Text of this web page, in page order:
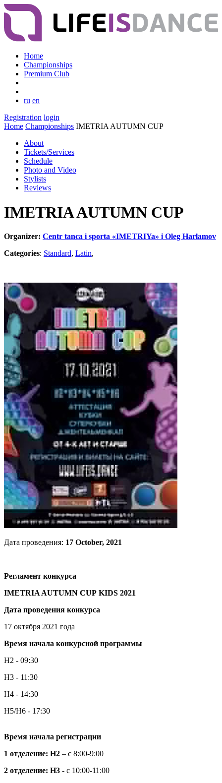
Home
Championships
Premium Club
ru en
Registration login
Home Championships IMETRIA AUTUMN CUP
About
Tickets/Services
Schedule
Photo and Video
Stylists
Reviews
IMETRIA AUTUMN CUP
Organizer: Centr tanca i sporta «IMETRIYa» i Oleg Harlamov
Categories: Standard, Latin,
Дата проведения: 17 October, 2021
Регламент​ конкурса​
IMETRIA AUTUMN CUP KIDS​ 2021​
Дата проведения конкурса
17​ октября​ 2021 года
Время начала конкурсной программы​
Н2 - 09:30
Н3 - 11:30
Н4 - 14:30
Н5/Н6 - 17:30
Время начала регистрации
1 отделение: H2 – c 8:00-9:00
2 отделение: H3 - c 10:00-11:00